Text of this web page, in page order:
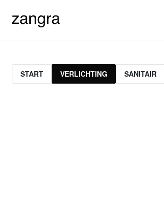
START VERLICHTING SANITAIR